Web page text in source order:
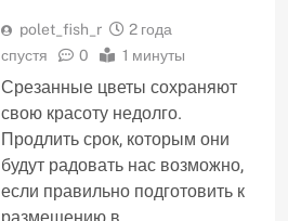
polet_fish_r
2 года
спустя
0 1 минуты
Срезанные цветы сохраняют
свою красоту недолго.
Продлить срок, которым они
будут радовать нас возможно,
если правильно подготовить к